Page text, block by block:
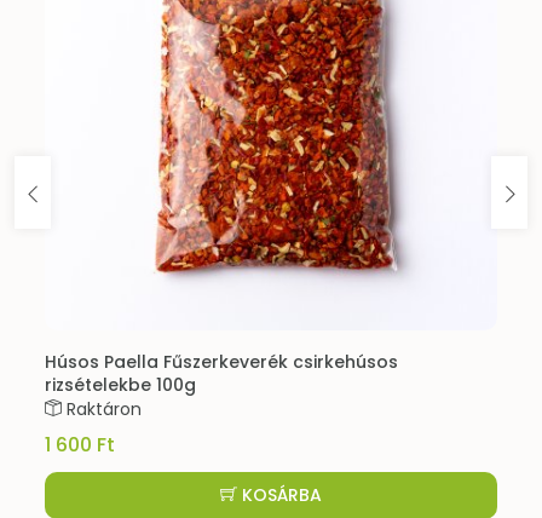
Húsos Paella Fűszerkeverék csirkehúsos
rizsételekbe 100g
Raktáron
1 600 Ft
KOSÁRBA